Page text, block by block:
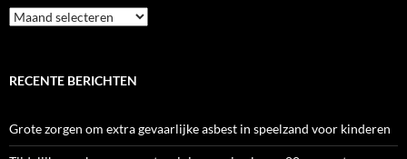
Archief
RECENTE BERICHTEN
Grote zorgen om extra gevaarlijke asbest in speelzand voor kinderen